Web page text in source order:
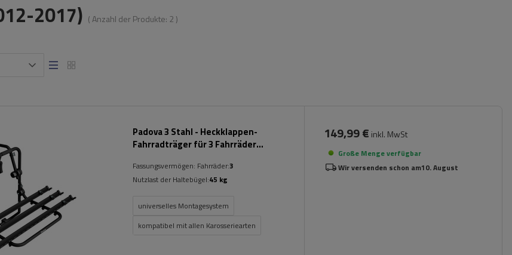
2017) ( Anzahl der Produkte: 2 )
Padova 3 Stahl - Heckklappen-
Fahrradträger für 3 Fahrräder
Fassungsvermögen: Fahrräder:3
Nutzlast der Haltebügel:45 kg
universelles Montagesystem
kompatibel mit allen Karosseriearten
149,99 € inkl. MwSt
Große Menge verfügbar
Wir versenden schon am10. August